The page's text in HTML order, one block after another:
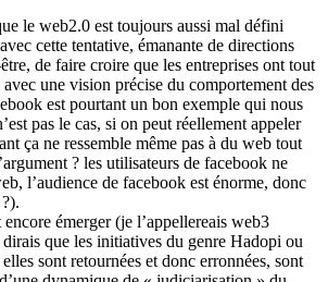
le web2.0 est toujours aussi mal défini
cette tentative, émanante de directions
de faire croire que les entreprises ont tout
une vision précise du comportement des
est pourtant un bon exemple qui nous
pas le cas, si on peut réellement appeler
ça ne ressemble même pas à du web tout
? les utilisateurs de facebook ne
l’audience de facebook est énorme, donc
émerger (je l’appellereais web3
dirais que les initiatives du genre Hadopi ou
sont retournées et donc erronnées, sont